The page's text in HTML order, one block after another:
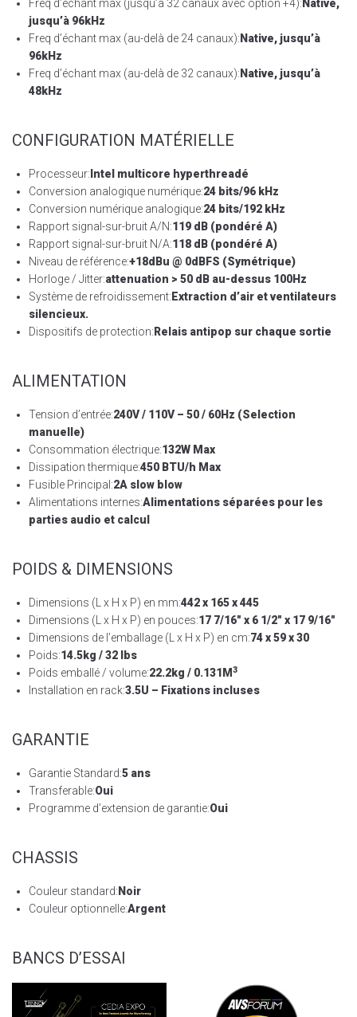
Freq d’échant max (jusqu’à 32 canaux avec option +4): Native,
jusqu’à 96kHz
Freq d’échant max (au-delà de 24 canaux): Native, jusqu’à
96kHz
Freq d’échant max (au-delà de 32 canaux): Native, jusqu’à
48kHz
CONFIGURATION MATÉRIELLE
Processeur: Intel multicore hyperthreadé
Conversion analogique numérique:24 bits/96 kHz
Conversion numérique analogique:24 bits/192 kHz
Rapport signal-sur-bruit A/N:119 dB (pondéré A)
Rapport signal-sur-bruit N/A:118 dB (pondéré A)
Niveau de référence:+18dBu @ 0dBFS (Symétrique)
Horloge / Jitter:attenuation > 50 dB au-dessus 100Hz
Système de refroidissement: Extraction d’air et ventilateurs
silencieux.
Dispositifs de protection: Relais antipop sur chaque sortie
ALIMENTATION
Tension d’entrée:240V / 110V – 50 / 60Hz (Selection
manuelle)
Consommation électrique:132W Max
Dissipation thermique:450 BTU/h Max
Fusible Principal:2A slow blow
Alimentations internes:Alimentations séparées pour les
parties audio et calcul
POIDS & DIMENSIONS
Dimensions (L x H x P) en mm:442 x 165 x 445
Dimensions (L x H x P) en pouces:17 7/16″ x 6 1/2″ x 17 9/16″
Dimensions de l’emballage (L x H x P) en cm:74 x 59 x 30
Poids:14.5kg / 32 lbs
Poids emballé / volume:22.2kg / 0.131M 3
Installation en rack:3.5U – Fixations incluses
GARANTIE
Garantie Standard:5 ans
Transferable:Oui
Programme d’extension de garantie:Oui
CHASSIS
Couleur standard: Noir
Couleur optionnelle:Argent
BANCS D’ESSAI